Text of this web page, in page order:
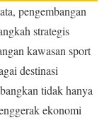
pengembangan
strategis
kawasan sport
destinasi
tidak hanya
ekonomi